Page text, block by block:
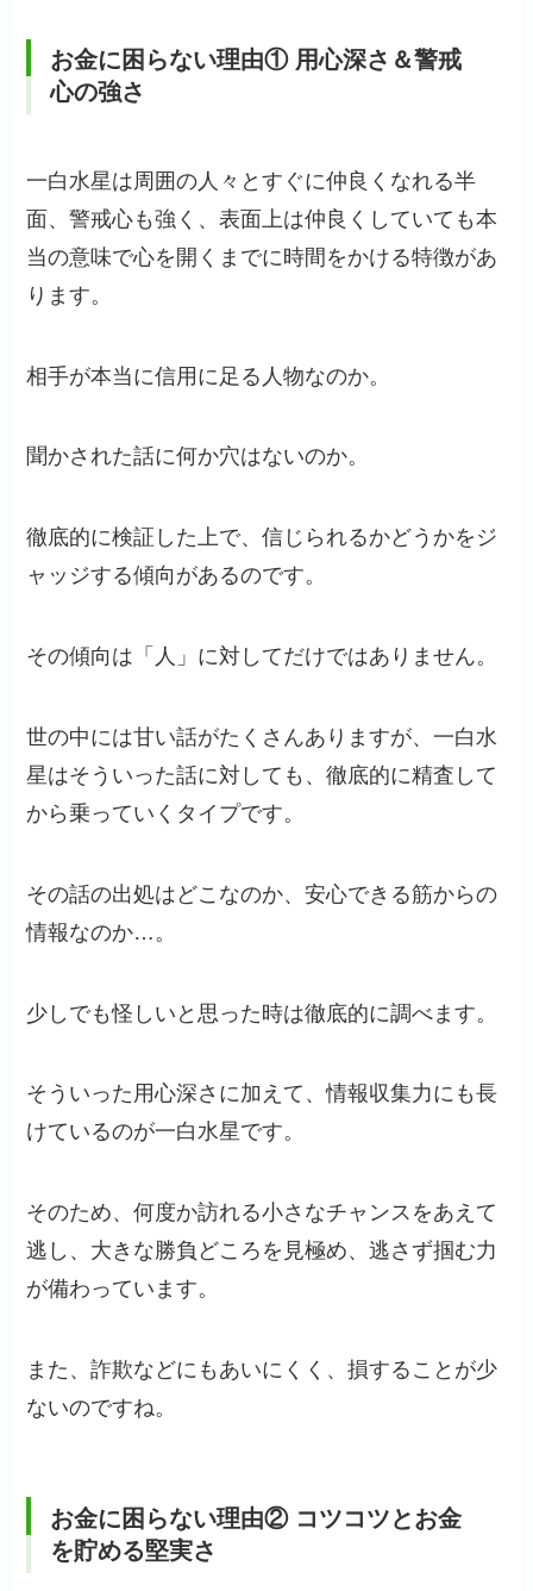
お金に困らない理由① 用心深さ＆警戒
心の強さ
一白水星は周囲の人々とすぐに仲良くなれる半
面、警戒心も強く、表面上は仲良くしていても本
当の意味で心を開くまでに時間をかける特徴があ
ります。
相手が本当に信用に足る人物なのか。
聞かされた話に何か穴はないのか。
徹底的に検証した上で、信じられるかどうかをジ
ャッジする傾向があるのです。
その傾向は「人」に対してだけではありません。
世の中には甘い話がたくさんありますが、一白水
星はそういった話に対しても、徹底的に精査して
から乗っていくタイプです。
その話の出処はどこなのか、安心できる筋からの
情報なのか…。
少しでも怪しいと思った時は徹底的に調べます。
そういった用心深さに加えて、情報収集力にも長
けているのが一白水星です。
そのため、何度か訪れる小さなチャンスをあえて
逃し、大きな勝負どころを見極め、逃さず掴む力
が備わっています。
また、詐欺などにもあいにくく、損することが少
ないのですね。
お金に困らない理由② コツコツとお金
を貯める堅実さ